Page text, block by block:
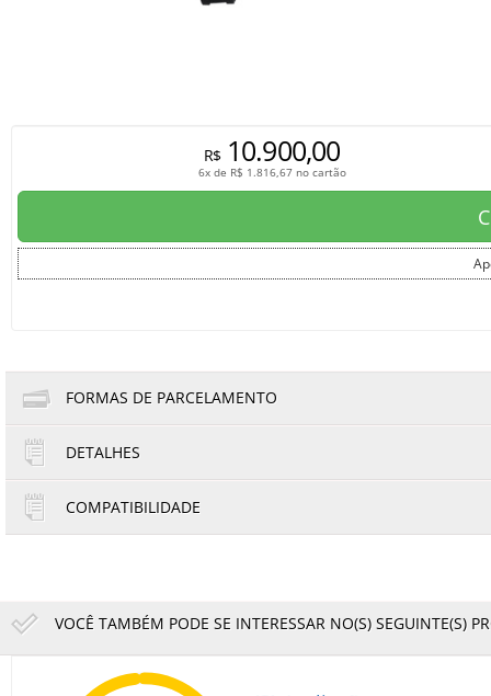
R$10.900,00
6x de R$ 1.816,67 no cartão
FORMAS DE PARCELAMENTO
2x de R$5.450,00
DETALHES
COMPATIBILIDADE
Folha de Especificações
VOCÊ TAMBÉM PODE SE INTERESSAR NO(S) SEGUINTE(S)
Proteção Externa Obturador Ricoh 1060 1075